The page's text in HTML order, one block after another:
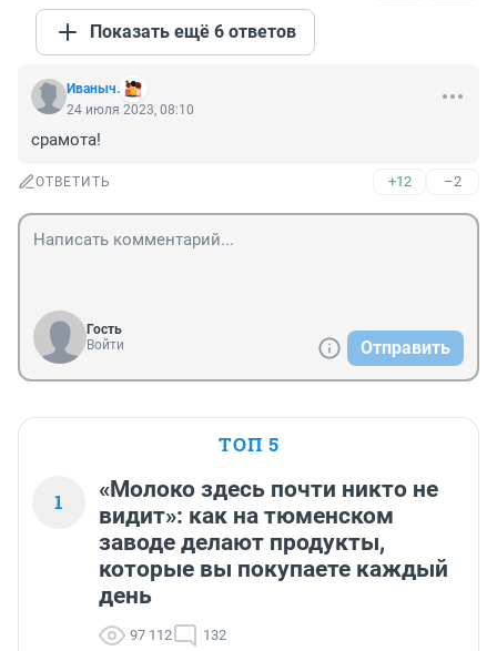
Показать ещё 6 ответов
Иваныч.
24 июля 2023, 08:10
срамота!
ОТВЕТИТЬ +12 –2
Гость
Войти
Отправить
ТОП 5
1
«Молоко здесь почти никто не
видит»: как на тюменском
заводе делают продукты,
которые вы покупаете каждый
день
97 112 132